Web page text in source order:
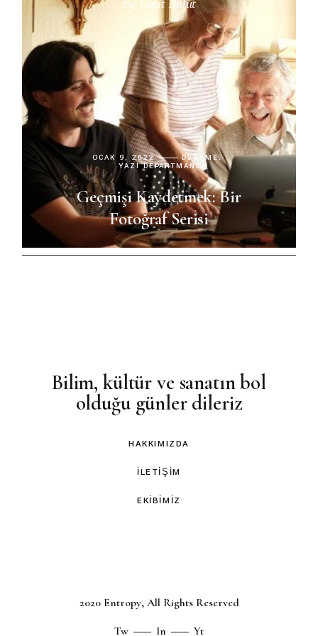
By Ümit Bulut
OCAK 9, 2022
DENEME
YAZI DEPARTMANI
Geçmişi Kaydetmek: Bir
Fotoğraf Serisi
Bilim, kültür ve sanatın bol
olduğu günler dileriz
HAKKIMIZDA
İLETIŞIM
EKIBIMIZ
2020 Entropy, All Rights Reserved
Tw
In Yt